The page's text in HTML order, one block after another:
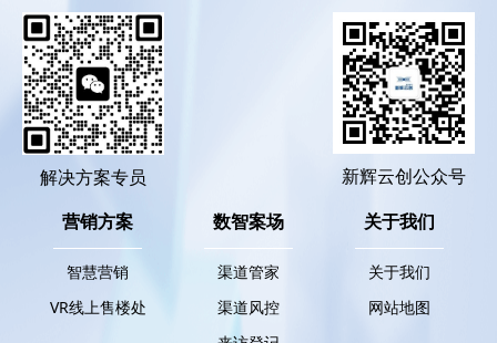
解决方案专员
新辉云创公众号
营销方案
智慧营销
VR线上售楼处
数智案场
渠道管家
渠道风控
关于我们
关于我们
网站地图